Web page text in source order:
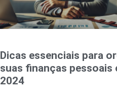
Dicas essenciais para
suas finanças pessoais
2024